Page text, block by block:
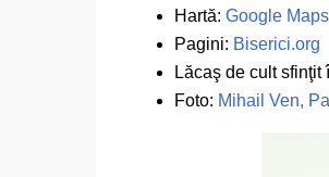
Hartă: Google Maps
Pagini: Biserici.org
Lăcaş de cult sfinţit
Foto: Mihail Ven,